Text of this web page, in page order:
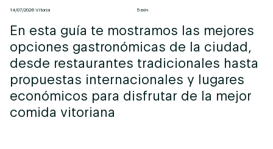
14/07/2026 Vitoria 5 min
En esta guía te mostramos las mejores
opciones gastronómicas de la ciudad,
desde restaurantes tradicionales hasta
propuestas internacionales y lugares
económicos para disfrutar de la mejor
comida vitoriana